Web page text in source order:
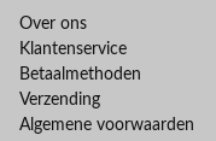
Over ons
Klantenservice
Betaalmethoden
Verzending
Algemene voorwaarden